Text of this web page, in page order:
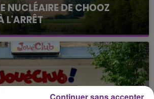
NUCLÉAIRE DE CHOOZ
L'ARRÊT
semaine que la centrale
est à l'arrêt. Une situation
intense qui est toujours